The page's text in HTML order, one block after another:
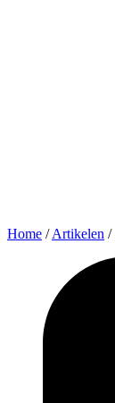
Home /Artikelen /